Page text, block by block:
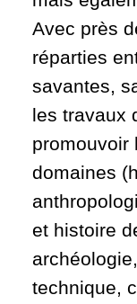
Avec près
réparties
savantes,
les travaux
promouvoir
domaines
et histoire
technique,